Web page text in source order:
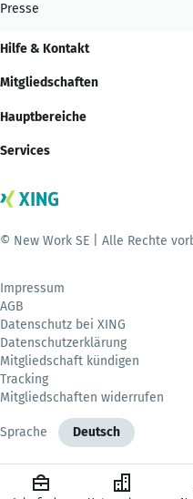
Presse
Hilfe & Kontakt
Mitgliedschaften
Hauptbereiche
Services
© New Work SE | Alle Rechte
Impressum
AGB
Datenschutz bei XING
Datenschutzerklärung
Mitgliedschaft kündigen
Tracking
Mitgliedschaften widerrufen
Sprache Deutsch